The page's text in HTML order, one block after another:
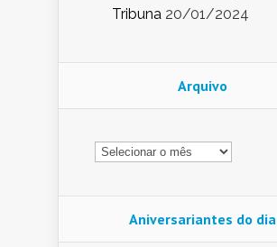
Tribuna 20/01/2024
Arquivo
Arquivo
Aniversariantes do dia